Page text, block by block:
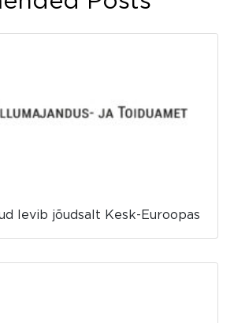
levib jõudsalt Kesk-Euroopas